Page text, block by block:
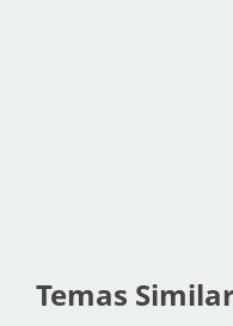
Temas